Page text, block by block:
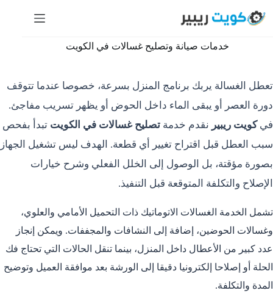
إلى
المحتوى
خدمات صيانة وتصليح غسالات في الكويت
تعطل الغسالة يربك برنامج المنزل بسرعة، خصوصا عندما تتوقف
دورة العصر أو يبقى الماء داخل الحوض أو يظهر تسريب مفاجئ.
فيكويت ريبير نقدم خدمة تصليح غسالات في الكويت تبدأ بفحص
سبب العطل قبل اقتراح تغيير أي قطعة. الهدف ليس تشغيل الجهاز
بصورة مؤقتة، بل الوصول إلى الخلل الفعلي وشرح خيارات
الإصلاح والتكلفة المتوقعة قبل التنفيذ.
تشمل الخدمة الغسالات الاتوماتيك ذات التحميل الأمامي والعلوي،
وغسالات الحوضين، إضافة إلى النشافات والمجففات. ويمكن إنجاز
عدد كبير من الأعطال داخل المنزل، بينما تنقل الحالات التي تحتاج فك
الحلة أو إصلاحا إلكترونيا دقيقا إلى الورشة بعد موافقة العميل وتوضيح
المدة والتكلفة.